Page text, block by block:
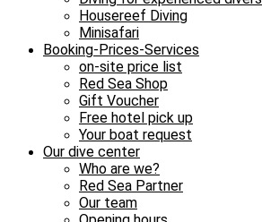
Housereef Diving
Minisafari
Booking-Prices-Services
on-site price list
Red Sea Shop
Gift Voucher
Free hotel pick up
Your boat request
Our dive center
Who are we?
Red Sea Partner
Our team